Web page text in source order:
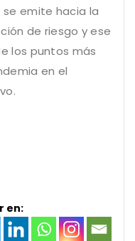
emite hacia la
de riesgo y ese
los puntos más
en el
en: